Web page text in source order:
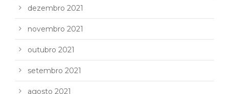
dezembro 2021
novembro 2021
outubro 2021
setembro 2021
agosto 2021